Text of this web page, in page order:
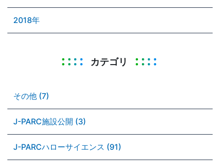
2018年
カテゴリ
その他 (7)
J-PARC施設公開 (3)
J-PARCハローサイエンス (91)